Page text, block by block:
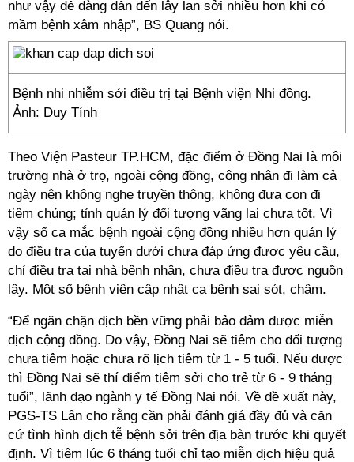
như vậy dễ dàng dẫn đến lây lan sởi nhiều hơn khi có
mầm bệnh xâm nhập”, BS Quang nói.
Bệnh nhi nhiễm sởi điều trị tại Bệnh viện Nhi đồng.
Ảnh: Duy Tính
Theo Viện Pasteur TP.HCM, đặc điểm ở Đồng Nai là môi
trường nhà ở trọ, ngoài cộng đồng, công nhân đi làm cả
ngày nên không nghe truyền thông, không đưa con đi
tiêm chủng; tỉnh quản lý đối tượng vãng lai chưa tốt. Vì
vậy số ca mắc bệnh ngoài cộng đồng nhiều hơn quản lý
do điều tra của tuyến dưới chưa đáp ứng được yêu cầu,
chỉ điều tra tại nhà bệnh nhân, chưa điều tra được nguồn
lây. Một số bệnh viện cập nhật ca bệnh sai sót, chậm.
“Để ngăn chặn dịch bền vững phải bảo đảm được miễn
dịch cộng đồng. Do vậy, Đồng Nai sẽ tiêm cho đối tượng
chưa tiêm hoặc chưa rõ lịch tiêm từ 1 - 5 tuổi. Nếu được
thì Đồng Nai sẽ thí điểm tiêm sởi cho trẻ từ 6 - 9 tháng
tuổi”, lãnh đạo ngành y tế Đồng Nai nói. Về đề xuất này,
PGS-TS Lân cho rằng cần phải đánh giá đầy đủ và căn
cứ tình hình dịch tễ bệnh sởi trên địa bàn trước khi quyết
định. Vì tiêm lúc 6 tháng tuổi chỉ tạo miễn dịch hiệu quả